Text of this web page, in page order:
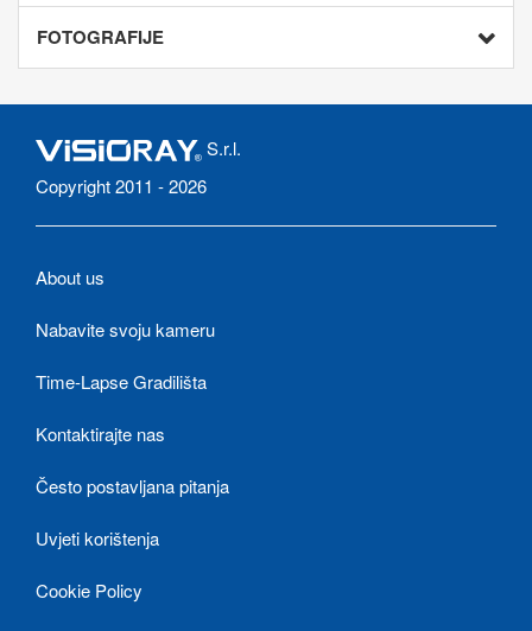
FOTOGRAFIJE
S.r.l.
Copyright 2011 - 2026
About us
Nabavite svoju kameru
Time-Lapse Gradilišta
Kontaktirajte nas
Često postavljana pitanja
Uvjeti korištenja
Cookie Policy